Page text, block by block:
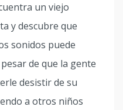
un viejo
y descubre que
sonidos puede
de que la gente
desistir de su
a otros niños